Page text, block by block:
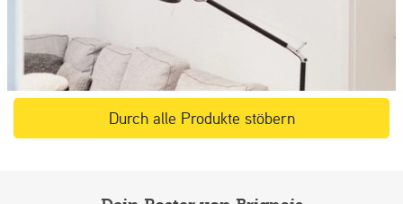
Durch alle Produkte stöbern